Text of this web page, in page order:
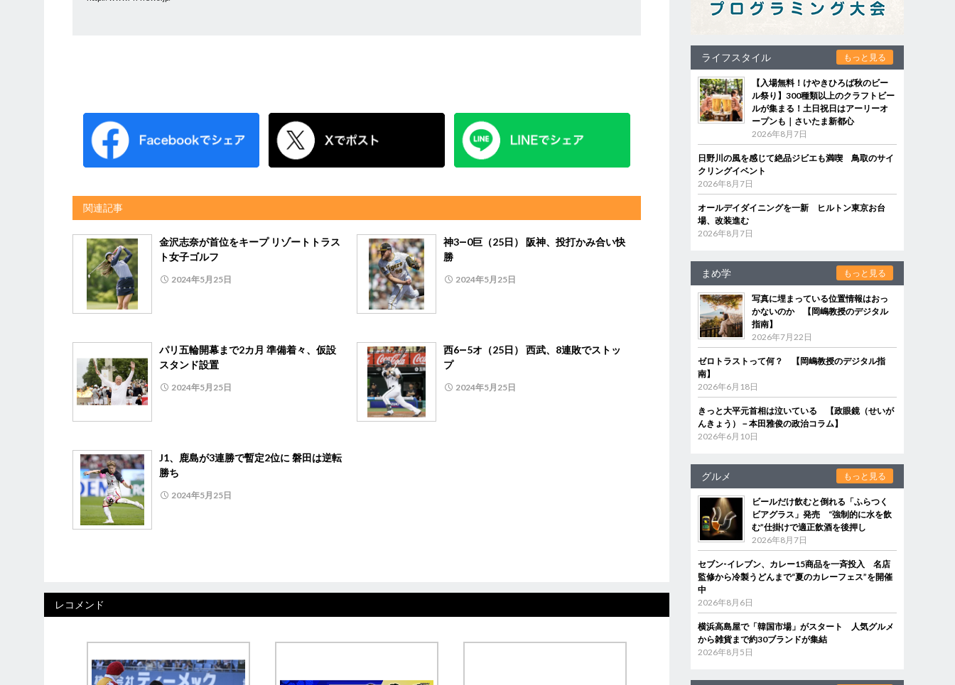
関連記事
金沢志奈が首位をキープ リゾートトラス
ト女子ゴルフ
2024年5月25日
神3―0巨（25日） 阪神、投打かみ合い快
勝
2024年5月25日
パリ五輪開幕まで2カ月 準備着々、仮設
スタンド設置
2024年5月25日
西6―5オ（25日） 西武、8連敗でストッ
プ
2024年5月25日
J1、鹿島が3連勝で暫定2位に 磐田は逆転
勝ち
2024年5月25日
レコメンド
ライフスタイル もっと見る
【入場無料！けやきひろば秋のビー
ル祭り】300種類以上のクラフトビー
ルが集まる！土日祝日はアーリーオ
ープンも｜さいたま新都心
2026年8月7日
日野川の風を感じて絶品ジビエも満喫 鳥取のサイ
クリングイベント
2026年8月7日
オールデイダイニングを一新 ヒルトン東京お台
場、改装進む
2026年8月7日
まめ学 もっと見る
写真に埋まっている位置情報はおっ
かないのか 【岡嶋教授のデジタル
指南】
2026年7月22日
ゼロトラストって何？ 【岡嶋教授のデジタル指
南】
2026年6月18日
きっと大平元首相は泣いている 【政眼鏡（せいが
んきょう）－本田雅俊の政治コラム】
2026年6月10日
グルメ もっと見る
ビールだけ飲むと倒れる「ふらつく
ビアグラス」発売 “強制的に水を飲
む”仕掛けで適正飲酒を後押し
2026年8月7日
セブン‐イレブン、カレー15商品を一斉投入 名店
監修から冷製うどんまで“夏のカレーフェス”を開催
中
2026年8月6日
横浜高島屋で「韓国市場」がスタート 人気グルメ
から雑貨まで約30ブランドが集結
2026年8月5日